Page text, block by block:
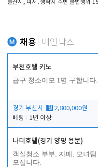
울산시, 피서․행락지 주변 불법행위
채용 메인박스
부천호텔 키노
급구 청소이모 1명 구합니다.
경기 부천시 월 2,800,000원
베팅
1년 이상
나더호텔(경기 양평 용문)
객실청소 부부, 자매, 모녀팀
모십니다.